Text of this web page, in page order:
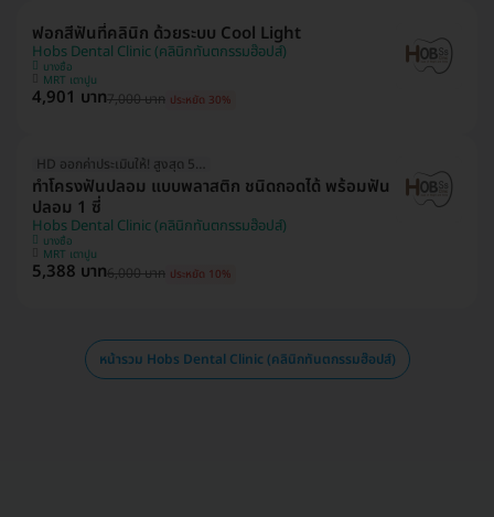
ฟอกสีฟันที่คลินิก ด้วยระบบ Cool Light
Hobs Dental Clinic (คลินิกทันตกรรมฮ๊อปส์)
บางซื่อ
MRT เตาปูน
4,901 บาท7,000 บาท ประหยัด 30%
HD ออกค่าประเมินให้! สูงสุด 500 บ.
ทำโครงฟันปลอม แบบพลาสติก ชนิดถอดได้ พร้อมฟัน
ปลอม 1 ซี่
Hobs Dental Clinic (คลินิกทันตกรรมฮ๊อปส์)
บางซื่อ
MRT เตาปูน
5,388 บาท6,000 บาท ประหยัด 10%
หน้ารวม Hobs Dental Clinic (คลินิกทันตกรรมฮ๊อปส์)